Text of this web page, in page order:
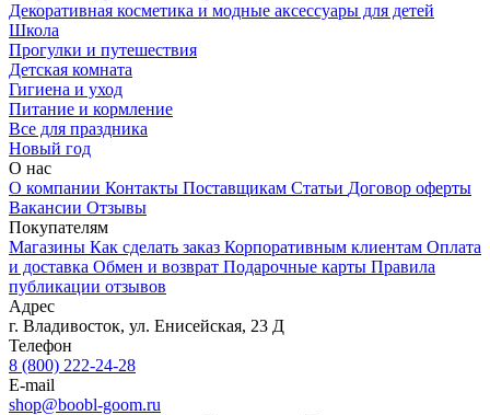
Декоративная косметика и модные аксессуары для детей
Школа
Прогулки и путешествия
Детская комната
Гигиена и уход
Питание и кормление
Все для праздника
Новый год
О нас
О компании Контакты Поставщикам Статьи Договор оферты
Вакансии Отзывы
Покупателям
Магазины Как сделать заказ Корпоративным клиентам Оплата
и доставка Обмен и возврат Подарочные карты Правила
публикации отзывов
Адрес
г. Владивосток, ул. Енисейская, 23 Д
Телефон
8 (800) 222-24-28
E-mail
shop@boobl-goom.ru